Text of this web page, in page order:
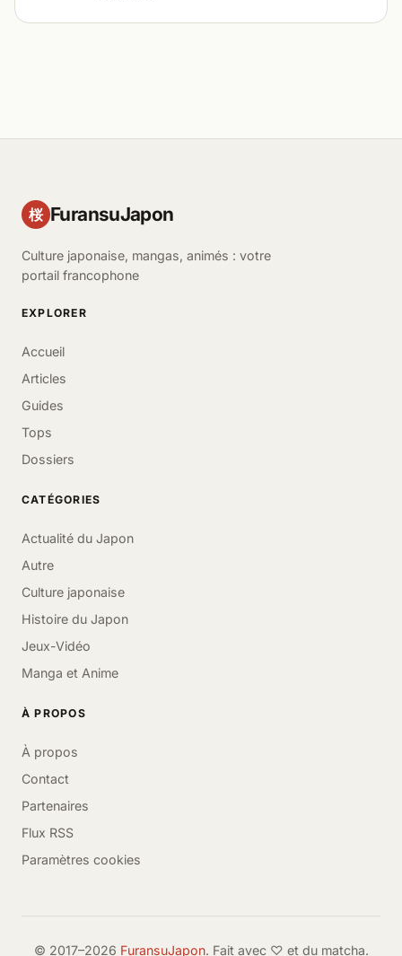
桜 FuransuJapon
Culture japonaise, mangas, animés : votre
portail francophone
EXPLORER
Accueil
Articles
Guides
Tops
Dossiers
CATÉGORIES
Actualité du Japon
Autre
Culture japonaise
Histoire du Japon
Jeux-Vidéo
Manga et Anime
À PROPOS
À propos
Contact
Partenaires
Flux RSS
Paramètres cookies
© 2017–2026 FuransuJapon. Fait avec ♡ et du matcha.